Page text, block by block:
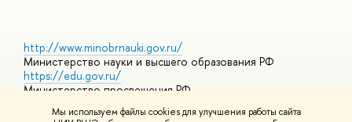
Мы используем файлы cookies для улучшения работы сайта
http://www.minobrnauki.gov.ru/
Министерство науки и высшего образования РФ
https://edu.gov.ru/
Министерство просвещения РФ
https://elearning.hse.ru/mooc
Массовые открытые онлайн-курсы